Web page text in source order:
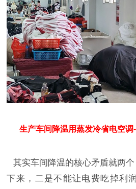
生产车间降温用蒸发冷省电空
其实车间降温的核心矛盾就两
下来，二是不能让电费吃掉利